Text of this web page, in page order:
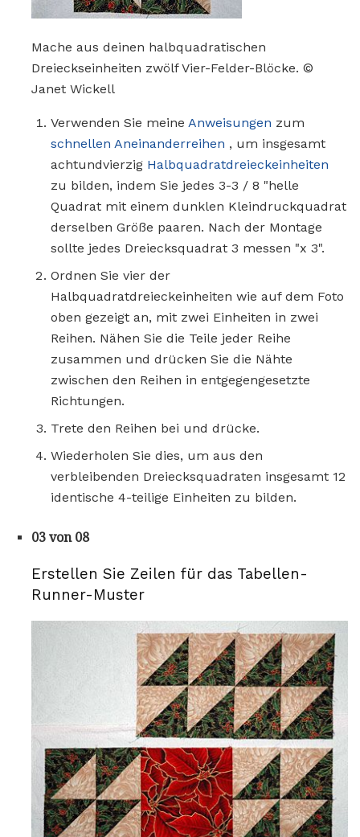
Mache aus deinen halbquadratischen
Dreieckseinheiten zwölf Vier-Felder-Blöcke. ©
Janet Wickell
Verwenden Sie meine Anweisungen zum
schnellen Aneinanderreihen , um insgesamt
achtundvierzig Halbquadratdreieckeinheiten
zu bilden, indem Sie jedes 3-3 / 8 "helle
Quadrat mit einem dunklen Kleindruckquadrat
derselben Größe paaren. Nach der Montage
sollte jedes Dreiecksquadrat 3 messen "x 3".
Ordnen Sie vier der
Halbquadratdreieckeinheiten wie auf dem Foto
oben gezeigt an, mit zwei Einheiten in zwei
Reihen. Nähen Sie die Teile jeder Reihe
zusammen und drücken Sie die Nähte
zwischen den Reihen in entgegengesetzte
Richtungen.
Trete den Reihen bei und drücke.
Wiederholen Sie dies, um aus den
verbleibenden Dreiecksquadraten insgesamt 12
identische 4-teilige Einheiten zu bilden.
03 von 08
Erstellen Sie Zeilen für das Tabellen-
Runner-Muster